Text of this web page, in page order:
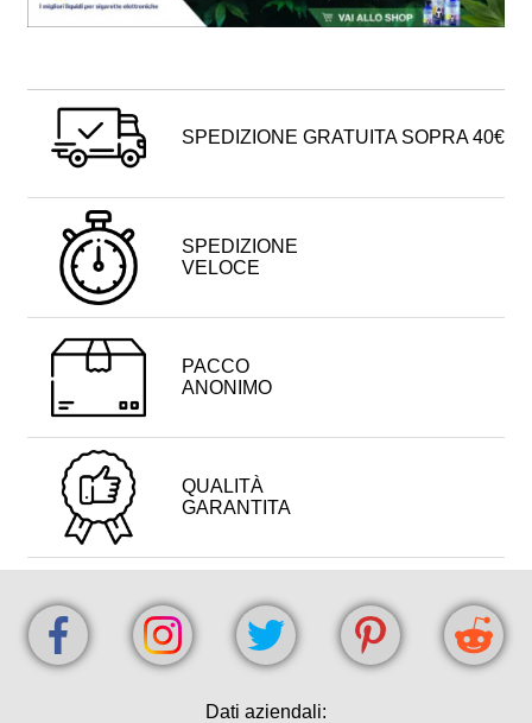
SPEDIZIONE GRATUITA SOPRA 40€
SPEDIZIONE
VELOCE
PACCO
ANONIMO
QUALITÀ
GARANTITA
Dati aziendali: